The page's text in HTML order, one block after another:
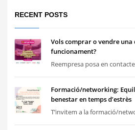
RECENT POSTS
Vols comprar o vendre una
funcionament?
Reempresa posa en
Formació/networking:
benestar en temps d’estrès
T’invitem a la formació/